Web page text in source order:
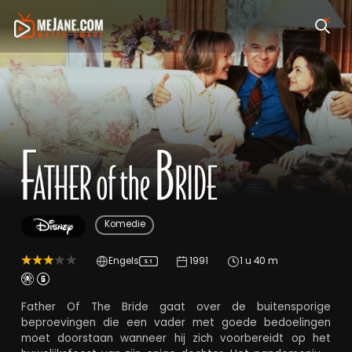
Father of the Bride
Komedie
Engels 5.1 1991 1 u 40 m
Father Of The Bride gaat over de buitensporige
beproevingen die een vader met goede bedoelingen
moet doorstaan wanneer hij zich voorbereidt op het